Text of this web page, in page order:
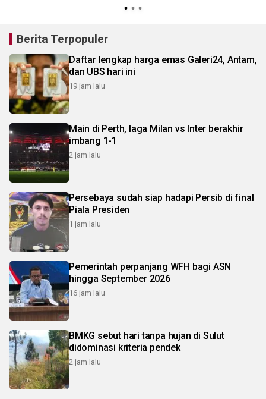
Berita Terpopuler
Daftar lengkap harga emas Galeri24, Antam,
dan UBS hari ini
19 jam lalu
Main di Perth, laga Milan vs Inter berakhir
imbang 1-1
2 jam lalu
Persebaya sudah siap hadapi Persib di final
Piala Presiden
1 jam lalu
Pemerintah perpanjang WFH bagi ASN
hingga September 2026
16 jam lalu
BMKG sebut hari tanpa hujan di Sulut
didominasi kriteria pendek
2 jam lalu